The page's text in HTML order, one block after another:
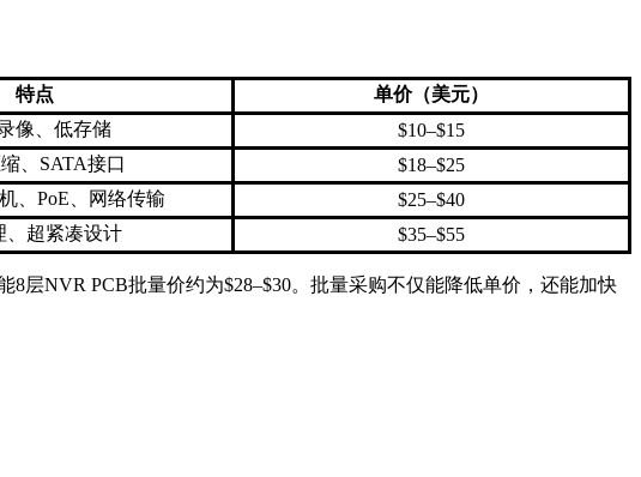
特点
单价（美元）
像、低存储
$10–$15
、SATA接口
$18–$25
、PoE、网络传输
$25–$40
、超紧凑设计 $35–$55
层NVR PCB批量价约为$28–$30。批量采购不仅能降低单价，还能加快